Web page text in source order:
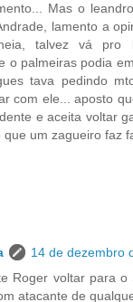
Mas o
lamento a
talvez vá pro
o palmeiras podia
tava pedindo
com ele... aposto
e aceita voltar
que um zagueiro faz
14 de dezembro
Roger voltar para o
atacante de